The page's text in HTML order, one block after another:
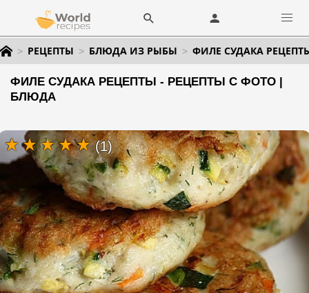
РЕЦЕПТЫ БЛЮДА ИЗ РЫБЫ ФИЛЕ СУДАКА
ФИЛЕ СУДАКА РЕЦЕПТЫ - РЕЦЕПТЫ С ФОТО |
БЛЮДА
(1)